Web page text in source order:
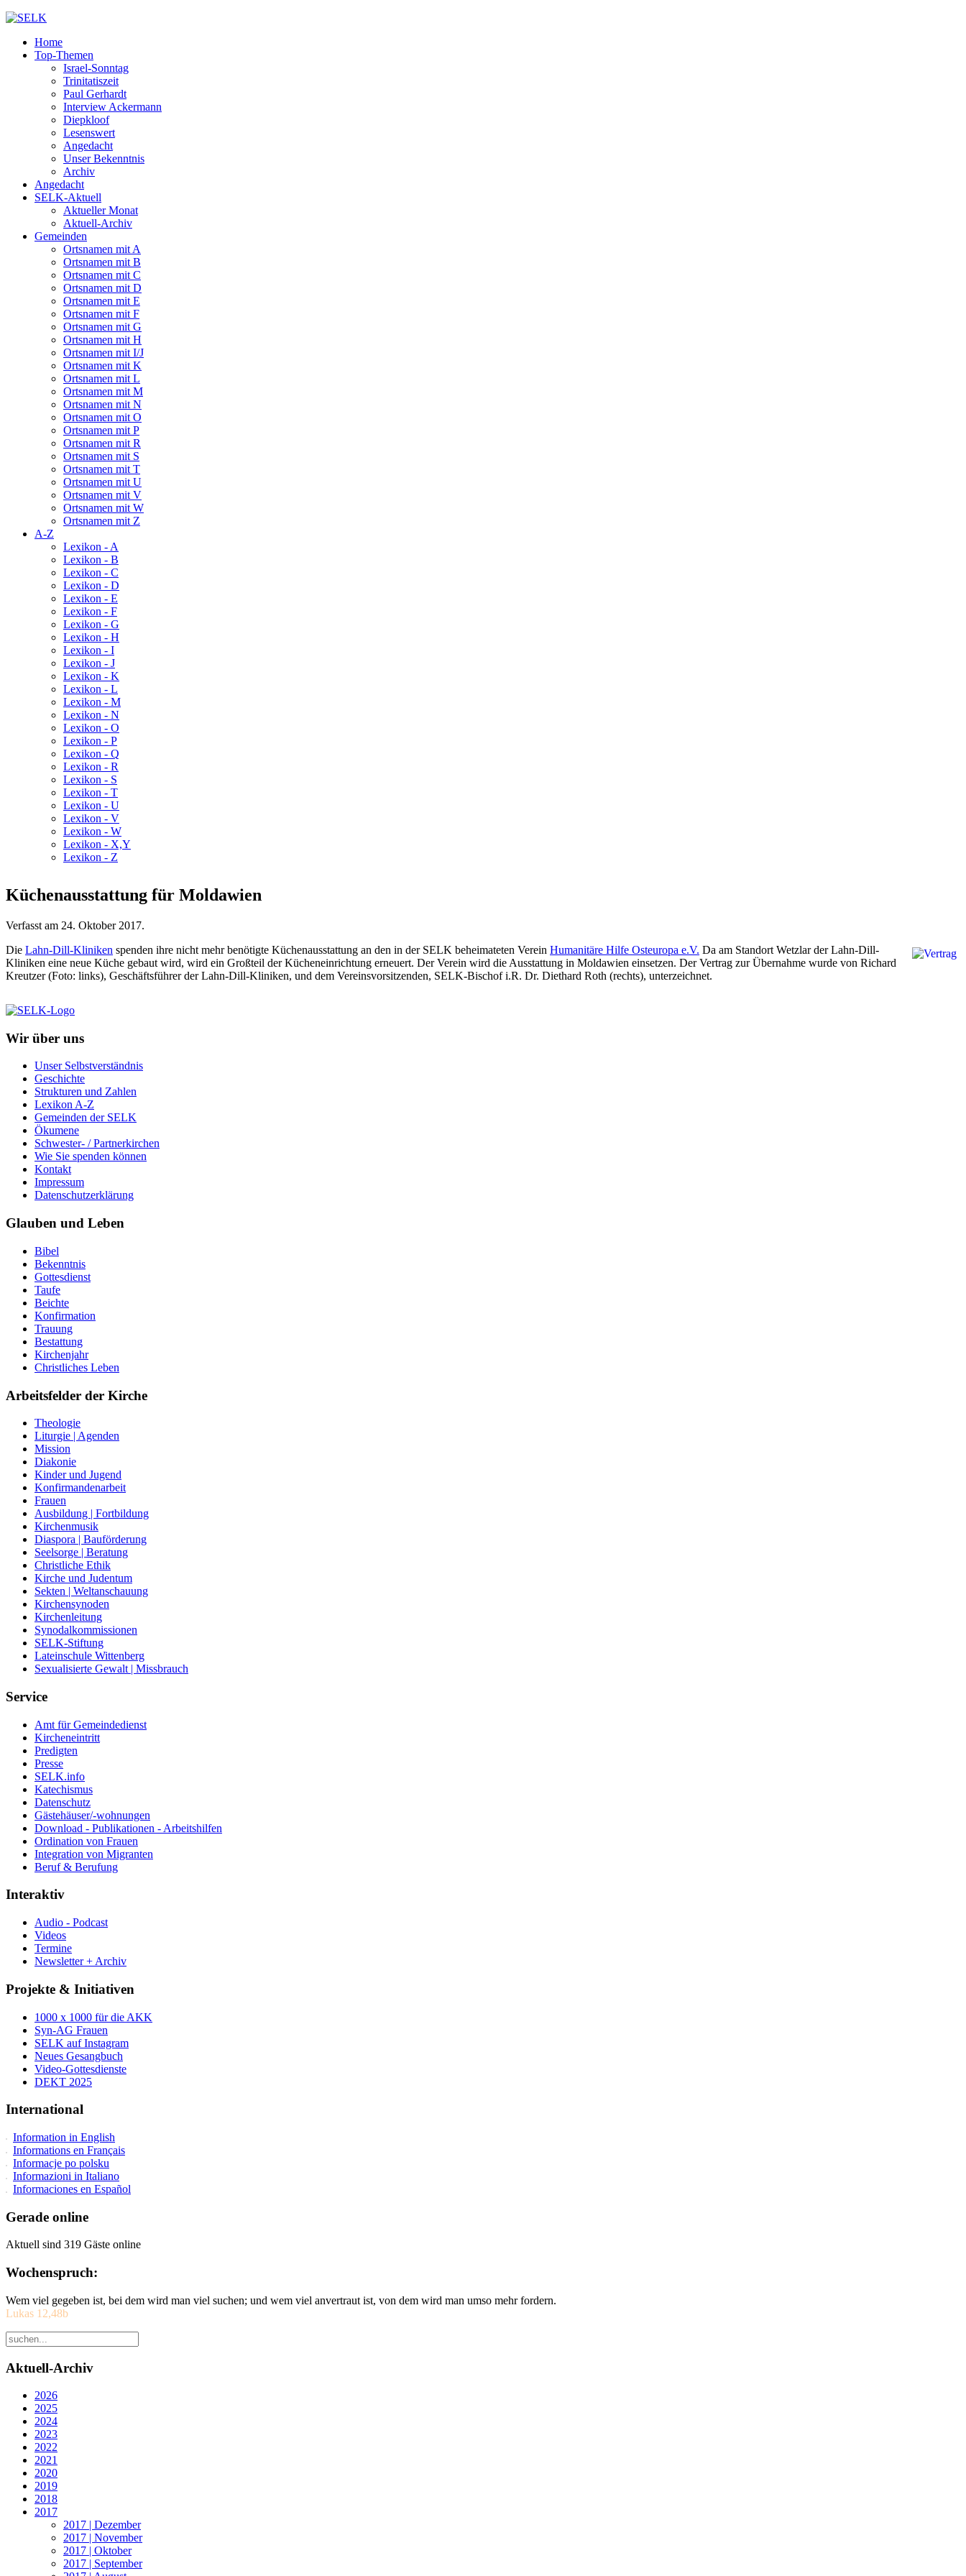
Home
Top-Themen
Israel-Sonntag
Trinitatiszeit
Paul Gerhardt
Interview Ackermann
Diepkloof
Lesenswert
Angedacht
Unser Bekenntnis
Archiv
Angedacht
SELK-Aktuell
Aktueller Monat
Aktuell-Archiv
Gemeinden
Ortsnamen mit A
Ortsnamen mit B
Ortsnamen mit C
Ortsnamen mit D
Ortsnamen mit E
Ortsnamen mit F
Ortsnamen mit G
Ortsnamen mit H
Ortsnamen mit I/J
Ortsnamen mit K
Ortsnamen mit L
Ortsnamen mit M
Ortsnamen mit N
Ortsnamen mit O
Ortsnamen mit P
Ortsnamen mit R
Ortsnamen mit S
Ortsnamen mit T
Ortsnamen mit U
Ortsnamen mit V
Ortsnamen mit W
Ortsnamen mit Z
A-Z
Lexikon - A
Lexikon - B
Lexikon - C
Lexikon - D
Lexikon - E
Lexikon - F
Lexikon - G
Lexikon - H
Lexikon - I
Lexikon - J
Lexikon - K
Lexikon - L
Lexikon - M
Lexikon - N
Lexikon - O
Lexikon - P
Lexikon - Q
Lexikon - R
Lexikon - S
Lexikon - T
Lexikon - U
Lexikon - V
Lexikon - W
Lexikon - X,Y
Lexikon - Z
Küchenausstattung für Moldawien
Verfasst am 24. Oktober 2017.
Die Lahn-Dill-Kliniken spenden ihre nicht mehr benötigte Küchenausstattung an den in der SELK beheimateten Verein Humanitäre Hilfe Osteuropa e.V. Da am Standort Wetzlar der Lahn-Dill-
Kliniken eine neue Küche gebaut wird, wird ein Großteil der Kücheneinrichtung erneuert. Der Verein wird die Ausstattung in Moldawien einsetzen. Der Vertrag zur Übernahme wurde von Richard
Kreutzer (Foto: links), Geschäftsführer der Lahn-Dill-Kliniken, und dem Vereinsvorsitzenden, SELK-Bischof i.R. Dr. Diethard Roth (rechts), unterzeichnet.
Wir über uns
Unser Selbstverständnis
Geschichte
Strukturen und Zahlen
Lexikon A-Z
Gemeinden der SELK
Ökumene
Schwester- / Partnerkirchen
Wie Sie spenden können
Kontakt
Impressum
Datenschutzerklärung
Glauben und Leben
Bibel
Bekenntnis
Gottesdienst
Taufe
Beichte
Konfirmation
Trauung
Bestattung
Kirchenjahr
Christliches Leben
Arbeitsfelder der Kirche
Theologie
Liturgie | Agenden
Mission
Diakonie
Kinder und Jugend
Konfirmandenarbeit
Frauen
Ausbildung | Fortbildung
Kirchenmusik
Diaspora | Bauförderung
Seelsorge | Beratung
Christliche Ethik
Kirche und Judentum
Sekten | Weltanschauung
Kirchensynoden
Kirchenleitung
Synodalkommissionen
SELK-Stiftung
Lateinschule Wittenberg
Sexualisierte Gewalt | Missbrauch
Service
Amt für Gemeindedienst
Kircheneintritt
Predigten
Presse
SELK.info
Katechismus
Datenschutz
Gästehäuser/-wohnungen
Download - Publikationen - Arbeitshilfen
Ordination von Frauen
Integration von Migranten
Beruf & Berufung
Interaktiv
Audio - Podcast
Videos
Termine
Newsletter + Archiv
Projekte & Initiativen
1000 x 1000 für die AKK
Syn-AG Frauen
SELK auf Instagram
Neues Gesangbuch
Video-Gottesdienste
DEKT 2025
International
Information in English
Informations en Français
Informacje po polsku
Informazioni in Italiano
Informaciones en Español
Gerade online
Aktuell sind 319 Gäste online
Wochenspruch:
Wem viel gegeben ist, bei dem wird man viel suchen; und wem viel anvertraut ist, von dem wird man umso mehr fordern.
Lukas 12,48b
Aktuell-Archiv
2026
2025
2024
2023
2022
2021
2020
2019
2018
2017
2017 | Dezember
2017 | November
2017 | Oktober
2017 | September